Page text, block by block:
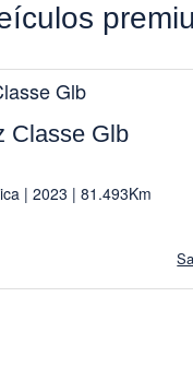
Classe Glb
| 2023 | 81.493Km